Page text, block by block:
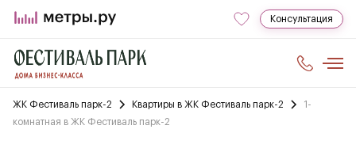
Консультация
ЖК Фестиваль парк-2 Квартиры в ЖК Фестиваль парк-2
1-
комнатная в ЖК Фестиваль парк-2